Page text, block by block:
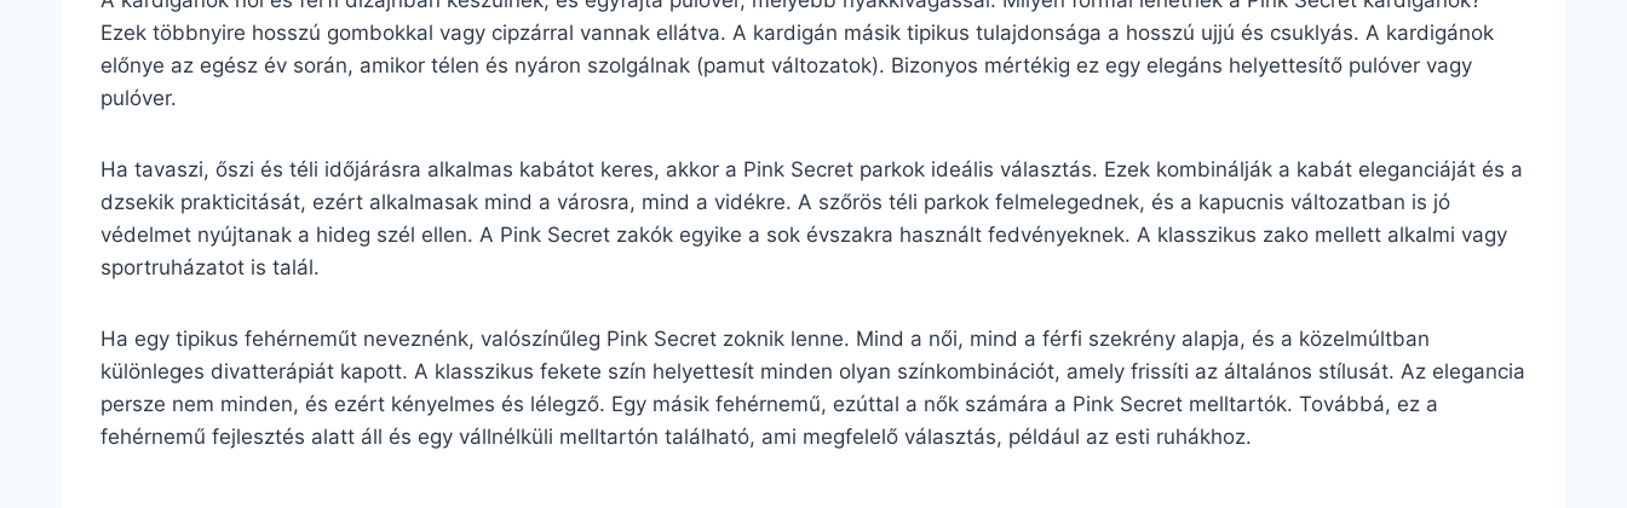
Ezek többnyire hosszú gombokkal vagy cipzárral vannak ellátva. A kardigán másik tipikus tulajdonsága a hosszú ujjú és csuklyás. A kardigánok
előnye az egész év során, amikor télen és nyáron szolgálnak (pamut változatok). Bizonyos mértékig ez egy elegáns helyettesítő pulóver vagy
pulóver.
Ha tavaszi, őszi és téli időjárásra alkalmas kabátot keres, akkor a Pink Secret parkok ideális választás. Ezek kombinálják a kabát eleganciáját és a
dzsekik prakticitását, ezért alkalmasak mind a városra, mind a vidékre. A szőrös téli parkok felmelegednek, és a kapucnis változatban is jó
védelmet nyújtanak a hideg szél ellen. A Pink Secret zakók egyike a sok évszakra használt fedvényeknek. A klasszikus zako mellett alkalmi vagy
sportruházatot is talál.
Ha egy tipikus fehérneműt neveznénk, valószínűleg Pink Secret zoknik lenne. Mind a női, mind a férfi szekrény alapja, és a közelmúltban
különleges divatterápiát kapott. A klasszikus fekete szín helyettesít minden olyan színkombinációt, amely frissíti az általános stílusát. Az elegancia
persze nem minden, és ezért kényelmes és lélegző. Egy másik fehérnemű, ezúttal a nők számára a Pink Secret melltartók. Továbbá, ez a
fehérnemű fejlesztés alatt áll és egy vállnélküli melltartón található, ami megfelelő választás, például az esti ruhákhoz.